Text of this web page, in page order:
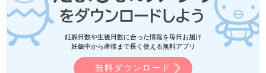
妊娠日数や生後日数に合った情報を毎日お届け
妊娠中から産後まで長く使える無料アプリ
無料ダウンロード